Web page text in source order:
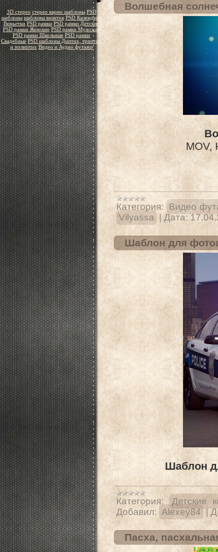
3D стерео стерео варио шаблоны PSD
шаблоны шаблоны визиток PSD Календари
Виньетки PSD рамки PSD рамки Детские
PSD рамки Женские PSD рамки Мужские
PSD рамки Школьные PSD рамки
Свадебные PSD шаблоны Диптих, триптих
и полиптих Видео и Аудио футажи
Волшебная
MOV,
Категория:
Видео
Vilyassa
Дата:
Шаблон для
Шаблон
Категория:
Детские
Добавил: Alexey84 |
Пасха,